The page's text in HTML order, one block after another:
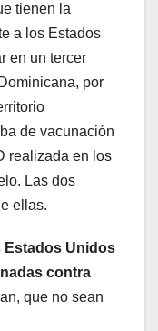
tienen la
a los Estados
en un tercer
por
de vacunación
realizada en los
Las dos
ellas.
Estados Unidos
contra
que no sean